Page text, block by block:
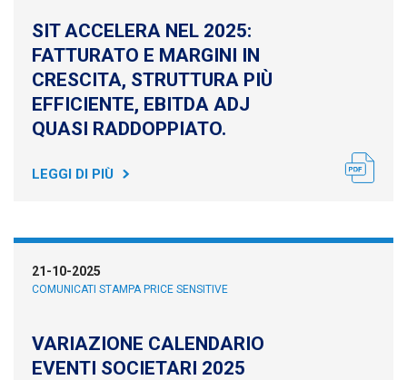
SIT ACCELERA NEL 2025:
FATTURATO E MARGINI IN
CRESCITA, STRUTTURA PIÙ
EFFICIENTE, EBITDA ADJ
QUASI RADDOPPIATO.
LEGGI DI PIÙ
21-10-2025
COMUNICATI STAMPA PRICE SENSITIVE
VARIAZIONE CALENDARIO
EVENTI SOCIETARI 2025